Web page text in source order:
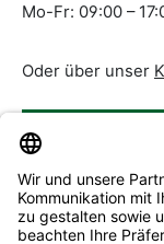
Mo-Fr: 09:00 –
Oder über unser
Service &